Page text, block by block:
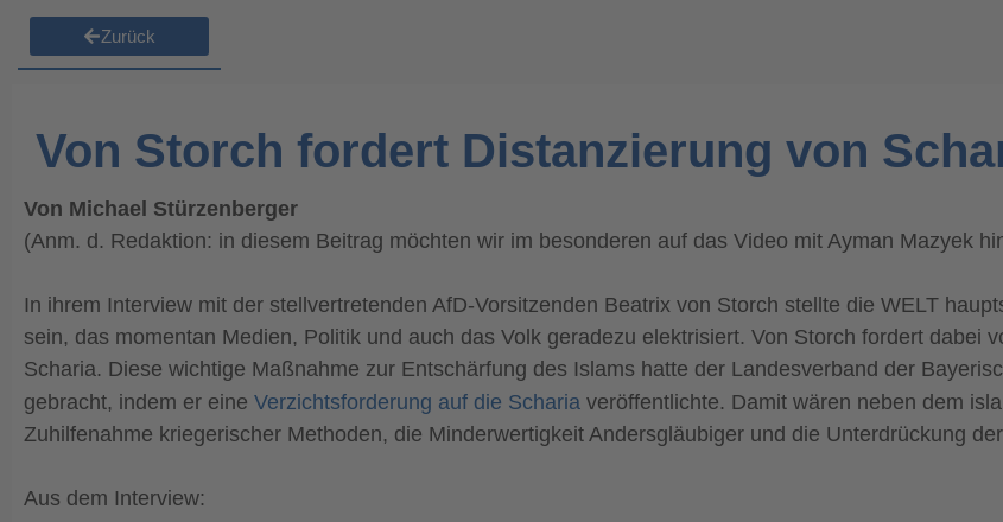
Zurück
Von Storch fordert Distanzierung von
Von Michael Stürzenberger
(Anm. d. Redaktion: in diesem Beitrag möchten wir im besonderen auf das Video mit Ayman Mazyek
In ihrem Interview mit der stellvertretenden AfD-Vorsitzenden Beatrix von Storch stellte die WELT
sein, das momentan Medien, Politik und auch das Volk geradezu elektrisiert. Von Storch fordert dabei
Scharia. Diese wichtige Maßnahme zur Entschärfung des Islams hatte der Landesverband der
gebracht, indem er eine Verzichtsforderung auf die Scharia veröffentlichte. Damit wären neben dem
Zuhilfenahme kriegerischer Methoden, die Minderwertigkeit Andersgläubiger und die Unterdrückung
Aus dem Interview: